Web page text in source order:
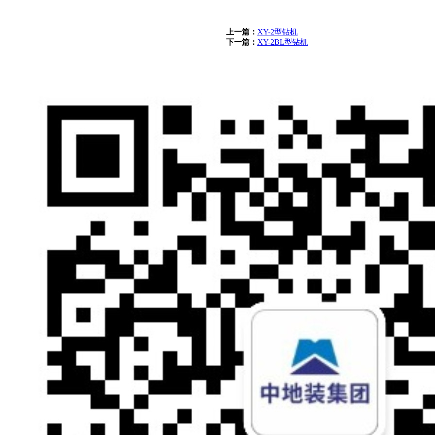
上一篇： XY-2型钻机
下一篇： XY-2BL型钻机